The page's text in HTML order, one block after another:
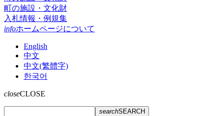
町の施設・文化財
入札情報・例規集
infoホームページについて
English
中文
中文(繁體字)
한국어
closeCLOSE
searchSEARCH